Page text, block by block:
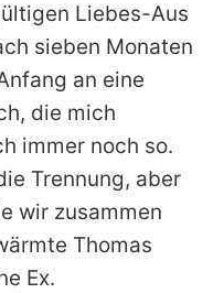
Liebes-Aus
sieben Monaten
an eine
die mich
immer noch so.
Trennung, aber
wir zusammen
Thomas
Ex.